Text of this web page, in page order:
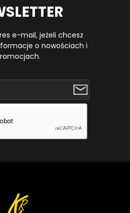
e-mail, jeżeli chcesz
o nowościach i